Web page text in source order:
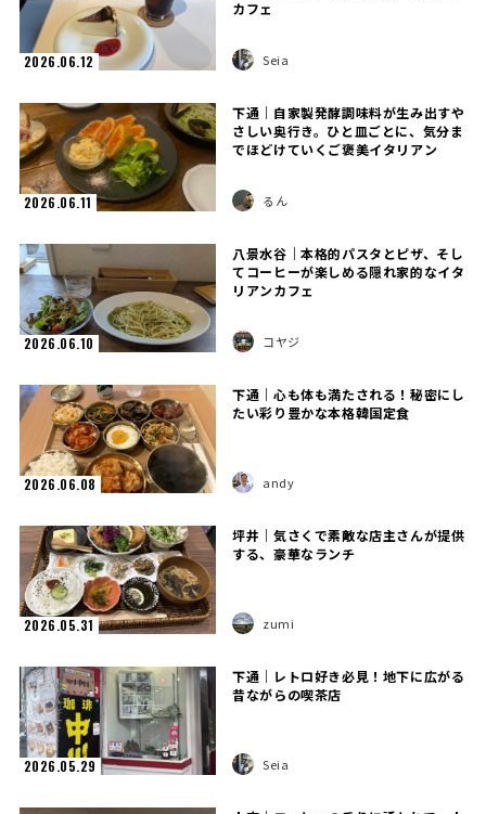
2026.06.12
カフェ
Seia
2026.06.11
下通｜自家製発酵調味料が生み出すや
さしい奥行き。ひと皿ごとに、気分ま
でほどけていくご褒美イタリアン
るん
2026.06.10
八景水谷｜本格的パスタとピザ、そし
てコーヒーが楽しめる隠れ家的なイタ
リアンカフェ
コヤジ
2026.06.08
下通｜心も体も満たされる！秘密にし
たい彩り豊かな本格韓国定食
andy
2026.05.31
坪井｜気さくで素敵な店主さんが提供
する、豪華なランチ
zumi
2026.05.29
下通｜レトロ好き必見！地下に広がる
昔ながらの喫茶店
Seia